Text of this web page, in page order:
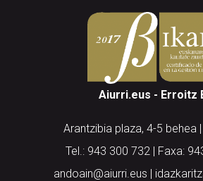
Aiurri.eus - Erroitz
Arantzibia plaza, 4-5 behea
Tel.: 943 300 732 | Faxa:
andoain@aiurri.eus |